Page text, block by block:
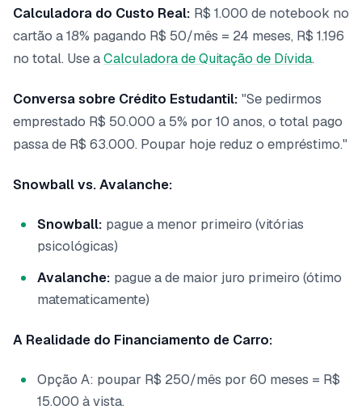
Calculadora do Custo Real: R$ 1.000 de notebook no
cartão a 18% pagando R$ 50/mês = 24 meses, R$ 1.196
no total. Use aCalculadora de Quitação de Dívida.
Conversa sobre Crédito Estudantil: "Se pedirmos
emprestado R$ 50.000 a 5% por 10 anos, o total pago
passa de R$ 63.000. Poupar hoje reduz o empréstimo."
Snowball vs. Avalanche:
Snowball: pague a menor primeiro (vitórias
psicológicas)
Avalanche: pague a de maior juro primeiro (ótimo
matematicamente)
A Realidade do Financiamento de Carro:
Opção A: poupar R$ 250/mês por 60 meses = R$
15.000 à vista.